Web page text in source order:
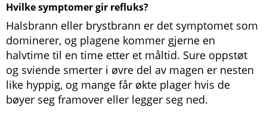
Hvilke symptomer gir refluks?
Halsbrann eller brystbrann er det symptomet som
dominerer, og plagene kommer gjerne en
halvtime til en time etter et måltid. Sure oppstøt
og sviende smerter i øvre del av magen er nesten
like hyppig, og mange får økte plager hvis de
bøyer seg framover eller legger seg ned.